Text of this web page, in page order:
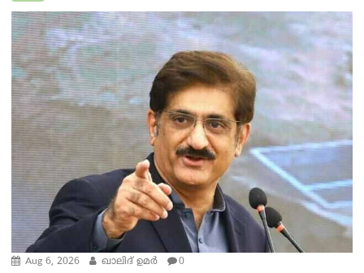
Aug 6, 2026 ഖാലിദ് ഉമര്‍ 0